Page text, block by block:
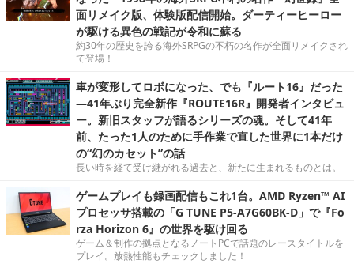
面リメイク版、体験版配信開始。ダーティーヒーロー
が駆ける異色の戦記が令和に蘇る
約30年の歴史を誇る海外SRPGの不朽の名作が全面リメイクされ
て登場！
車が変形してロボになった、でも『ルート16』だった
―41年ぶり完全新作『ROUTE16R』開発者インタビュ
ー。新旧スタッフが語るシリーズの魂。そして41年
前、たった1人のために手作業で直した世界に1本だけ
の“幻のカセット”の話
長い時を経て受け継がれる過去と、新たに生まれるものとは。
ゲームプレイも録画配信もこれ1台。AMD Ryzen™ AI
プロセッサ搭載の「G TUNE P5-A7G60BK-D」で『Fo
rza Horizon 6』の世界を駆け回る
ゲーム＆制作の拠点となるノートPCで話題のレースタイトルを
プレイ。放熱性能もチェックしました！